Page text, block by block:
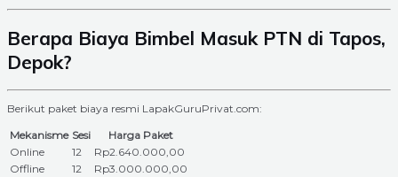
Berapa Biaya Bimbel Masuk PTN di Tapos,
Depok?
Berikut paket biaya resmi LapakGuruPrivat.com:
Mekanisme Sesi
Harga Paket
Online
12
Rp2.640.000,00
Offline
12
Rp3.000.000,00